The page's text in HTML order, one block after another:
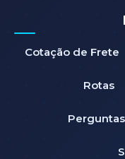
Cotação de Frete
Rotas